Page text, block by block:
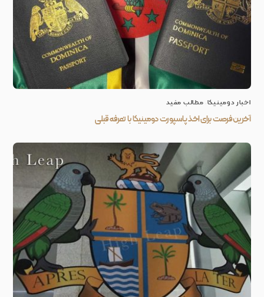
اخبار دومینیکا مطالب مفید
آخرین فرصت برای اخذ پاسپورت دومینیکا با تعرفه قبلی